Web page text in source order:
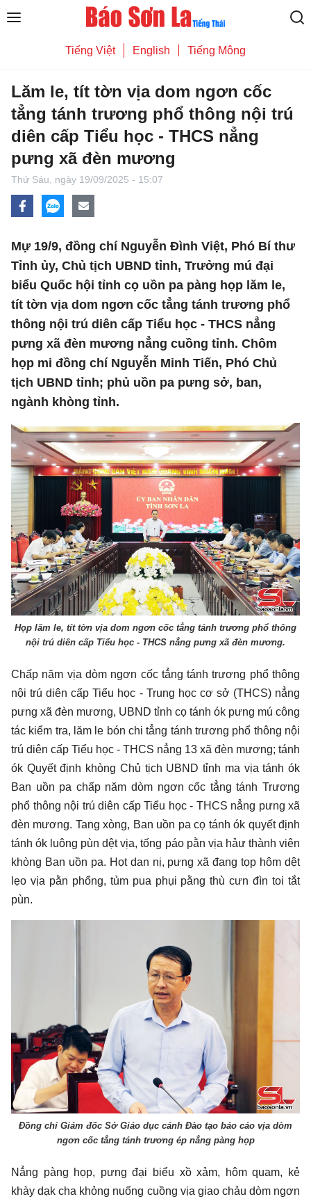
Tiếng Việt English Tiếng Mông
Lăm le, tít tờn vịa dom ngơn cốc
tẳng tánh trương phổ thông nội trú
diên cấp Tiểu học - THCS nẳng
pưng xã đèn mương
Thứ Sáu, ngày 19/09/2025 - 15:07
Mự 19/9, đồng chí Nguyễn Đình Việt, Phó Bí thư
Tỉnh ủy, Chủ tịch UBND tỉnh, Trưởng mú đại
biểu Quốc hội tỉnh cọ uồn pa pàng họp lăm le,
tít tờn vịa dom ngơn cốc tẳng tánh trương phổ
thông nội trú diên cấp Tiểu học - THCS nẳng
pưng xã đèn mương nẳng cuồng tỉnh. Chôm
họp mi đồng chí Nguyễn Minh Tiến, Phó Chủ
tịch UBND tỉnh; phủ uồn pa pưng sở, ban,
ngành khòng tỉnh.
Họp lăm le, tít tờn vịa dom ngơn cốc tẳng tánh trương phổ thông
nội trú diên cấp Tiểu học - THCS nẳng pưng xã đèn mương.
Chấp năm vịa dòm ngơn cốc tẳng tánh trương phổ thông
nội trú diên cấp Tiểu học - Trung học cơ sở (THCS) nẳng
pưng xã đèn mương, UBND tỉnh cọ tánh ók pưng mú công
tác kiểm tra, lăm le bón chi tẳng tánh trương phổ thông nội
trú diên cấp Tiểu học - THCS nẳng 13 xã đèn mương; tánh
ók Quyết định khòng Chủ tịch UBND tỉnh ma vịa tánh ók
Ban uồn pa chấp năm dòm ngơn cốc tẳng tánh Trương
phổ thông nội trú diên cấp Tiểu học - THCS nẳng pưng xã
đèn mương. Tang xòng, Ban uồn pa cọ tánh ók quyết định
tánh ók luông pùn dệt vịa, tống páo pằn vịa hảư thành viên
khòng Ban uồn pa. Họt dan nị, pưng xã đang tọp hôm dệt
lẹo vịa pằn phổng, tủm pua phụi pằng thù cưn đìn toi tắt
pùn.
Đồng chí Giám đốc Sở Giáo dục cánh Đào tạo báo cáo vịa dòm
ngơn cốc tẳng tánh trương ép nẳng pàng họp
Nẳng pàng họp, pưng đại biểu xồ xảm, hôm quam, kẻ
khày dạk cha khỏng nuống cuồng vịa giao chảu dòm ngơn